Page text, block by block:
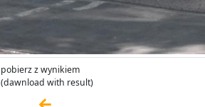
pobierz z wynikiem
(dawnload with result)